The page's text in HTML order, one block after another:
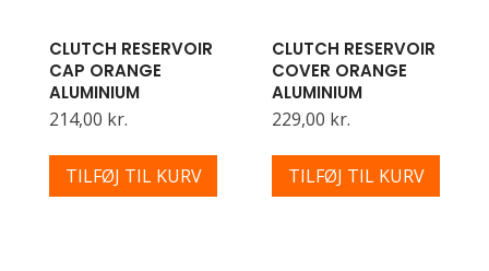
CLUTCH RESERVOIR
CAP ORANGE
ALUMINIUM
214,00 kr.
TILFØJ TIL KURV
CLUTCH RESERVOIR
COVER ORANGE
ALUMINIUM
229,00 kr.
TILFØJ TIL KURV